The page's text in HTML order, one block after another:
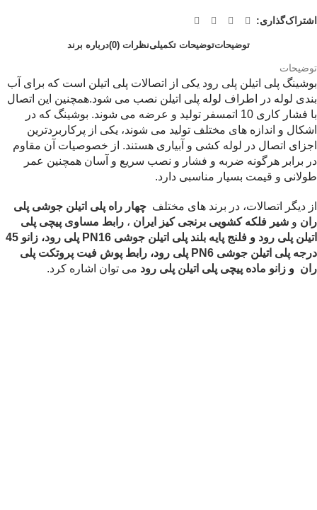
اشتراک‌گذاری:
توضیحاتتوضیحات تکمیلینظرات (0) درباره برند
توضیحات
بوشینگ پلی اتیلن پلی رود یکی از اتصالات پلی اتیلن است که برای آب
بندی لوله در اطراف لوله پلی اتیلن نصب می شود.همچنین این اتصال
با فشار کاری 10 اتمسفر تولید و عرضه می شوند. بوشینگ که در
اشکال و اندازه های مختلف تولید می شوند، یکی از پرکاربردترین
اجزای اتصال در لوله کشی و آبیاری هستند. از خصوصیات آن مقاوم
در برابر هرگونه ضربه و فشار و نصب سریع و آسان همچنین عمر
طولانی و قیمت بسیار مناسبی دارد.
از دیگر اتصالات، در برند های مختلف چهار راه پلی اتیلن جوشی پلی
ران و شیر فلکه کشویی برنجی کیز ایران ، رابط مساوی پیچی پلی
اتیلن پلی رود و فلنج پایه بلند پلی اتیلن جوشی 16 پلی رود،
زانو 45
درجه پلی اتیلن جوشی PN6 پلی رو
د، رابط پوش فیت پروتکت پلی
ران و زانو ماده پیچی پلی اتیلن پلی رود می توان اشاره کرد.